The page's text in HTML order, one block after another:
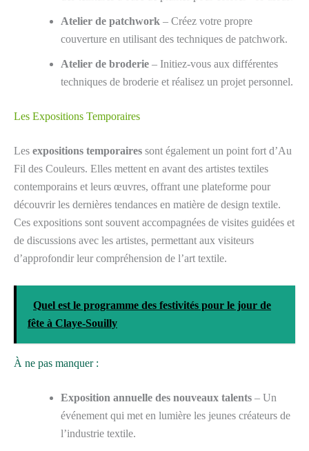
Atelier de patchwork – Créez votre propre
couverture en utilisant des techniques de patchwork.
Atelier de broderie – Initiez-vous aux différentes
techniques de broderie et réalisez un projet personnel.
Les Expositions Temporaires
Les expositions temporaires sont également un point fort d’Au
Fil des Couleurs. Elles mettent en avant des artistes textiles
contemporains et leurs œuvres, offrant une plateforme pour
découvrir les dernières tendances en matière de design textile.
Ces expositions sont souvent accompagnées de visites guidées et
de discussions avec les artistes, permettant aux visiteurs
d’approfondir leur compréhension de l’art textile.
Quel est le programme des festivités pour le jour de
fête à Claye-Souilly
À ne pas manquer :
Exposition annuelle des nouveaux talents – Un
événement qui met en lumière les jeunes créateurs de
l’industrie textile.